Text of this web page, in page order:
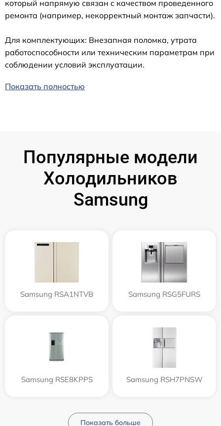
который напрямую связан с качеством проведенного
ремонта (например, некорректный монтаж запчасти).
Для комплектующих: Внезапная поломка, утрата
работоспособности или техническим параметрам при
соблюдении условий эксплуатации.
Показать полностью
Популярные модели
Холодильников
Samsung
Samsung RSA1NTVB Samsung RSG5FURS
Samsung RSE8KPPS Samsung RSH7PNSW
Показать больше